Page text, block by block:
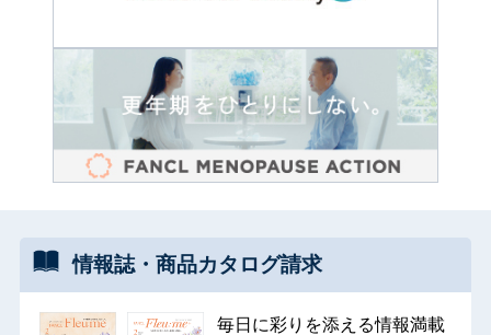
情報誌・ 商品カタログ請求
毎日に彩りを添える情報満載